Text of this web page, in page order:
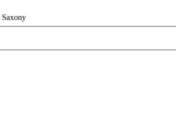
Saxony